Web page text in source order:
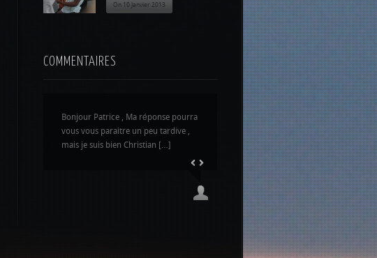
On 10 Janvier 2013
COMMENTAIRES
Bonjour Patrice , Ma réponse pourra
vous vous paraitre un peu tardive ,
mais je suis bien Christian […]